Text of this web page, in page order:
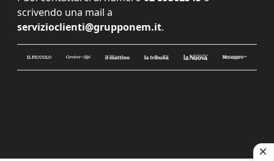
scrivendo una mail a
servizioclienti@grupponem.it.